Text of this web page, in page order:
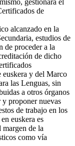
de
alcanzado en la
estudios de
de proceder a la
de dicho
euskera y del Marco
las Lenguas, sin
a otros órganos
proponer nuevas
de trabajo en los
euskera es
de la
como vía